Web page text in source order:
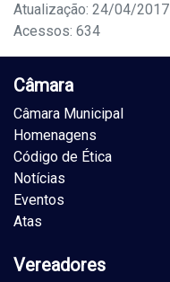
Atualização: 24/04/2017
Acessos: 634
Câmara
Câmara Municipal
Homenagens
Código de Ética
Notícias
Eventos
Atas
Vereadores